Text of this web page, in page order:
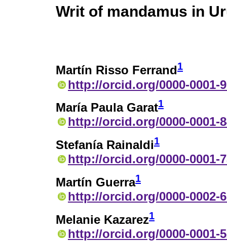
Writ of mandamus in
Martín Risso Ferrand1
http://orcid.org/0000-0001-
María Paula Garat1
http://orcid.org/0000-0001-
Stefanía Rainaldi1
http://orcid.org/0000-0001-
Martín Guerra1
http://orcid.org/0000-0002-
Melanie Kazarez1
http://orcid.org/0000-0001-